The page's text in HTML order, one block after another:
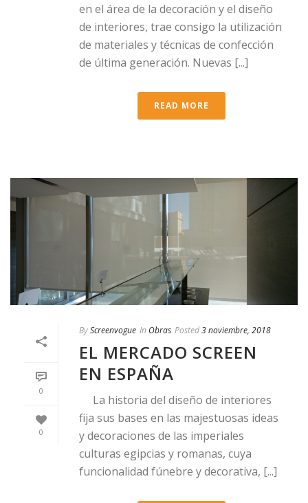
en el área de la decoración y el diseño
de interiores, trae consigo la utilización
de materiales y técnicas de confección
de última generación. Nuevas [...]
READ MORE
0
0
ByScreenvogue In Obras Posted3 noviembre, 2018
EL MERCADO SCREEN
EN ESPAÑA
La historia del diseño de interiores
fija sus bases en las majestuosas ideas
y decoraciones de las imperiales
culturas egipcias y romanas, cuya
funcionalidad fúnebre y decorativa, [...]